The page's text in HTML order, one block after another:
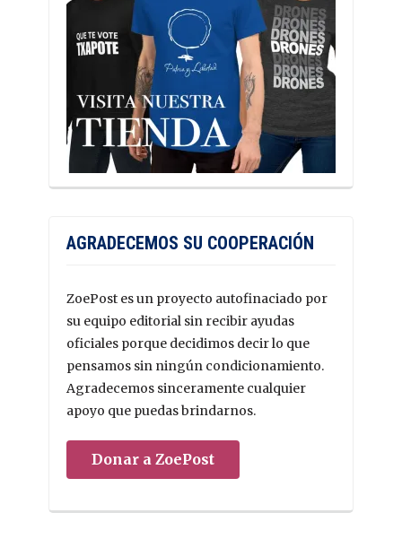
AGRADECEMOS SU COOPERACIÓN
ZoePost es un proyecto autofinaciado por
su equipo editorial sin recibir ayudas
oficiales porque decidimos decir lo que
pensamos sin ningún condicionamiento.
Agradecemos sinceramente cualquier
apoyo que puedas brindarnos.
Donar a ZoePost